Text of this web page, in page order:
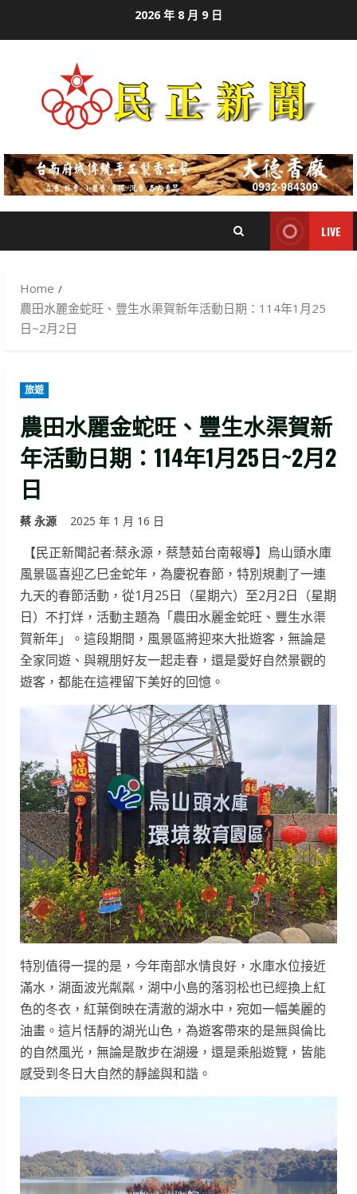
2026 年 8 月 9 日
LIVE
Home
農田水麗金蛇旺、豐生水渠賀新年活動日期：114年1月25
日~2月2日
旅遊
農田水麗金蛇旺、豐生水渠賀新
年活動日期：114年1月25日~2月2
日
蔡 永源 2025 年 1 月 16 日
【民正新聞記者:蔡永源，蔡慧茹台南報導】烏山頭水庫
風景區喜迎乙巳金蛇年，為慶祝春節，特別規劃了一連
九天的春節活動，從1月25日（星期六）至2月2日（星期
日）不打烊，活動主題為「農田水麗金蛇旺、豐生水渠
賀新年」。這段期間，風景區將迎來大批遊客，無論是
全家同遊、與親朋好友一起走春，還是愛好自然景觀的
遊客，都能在這裡留下美好的回憶。
特別值得一提的是，今年南部水情良好，水庫水位接近
滿水，湖面波光粼粼，湖中小島的落羽松也已經換上紅
色的冬衣，紅葉倒映在清澈的湖水中，宛如一幅美麗的
油畫。這片恬靜的湖光山色，為遊客帶來的是無與倫比
的自然風光，無論是散步在湖邊，還是乘船遊覽，皆能
感受到冬日大自然的靜謐與和諧。